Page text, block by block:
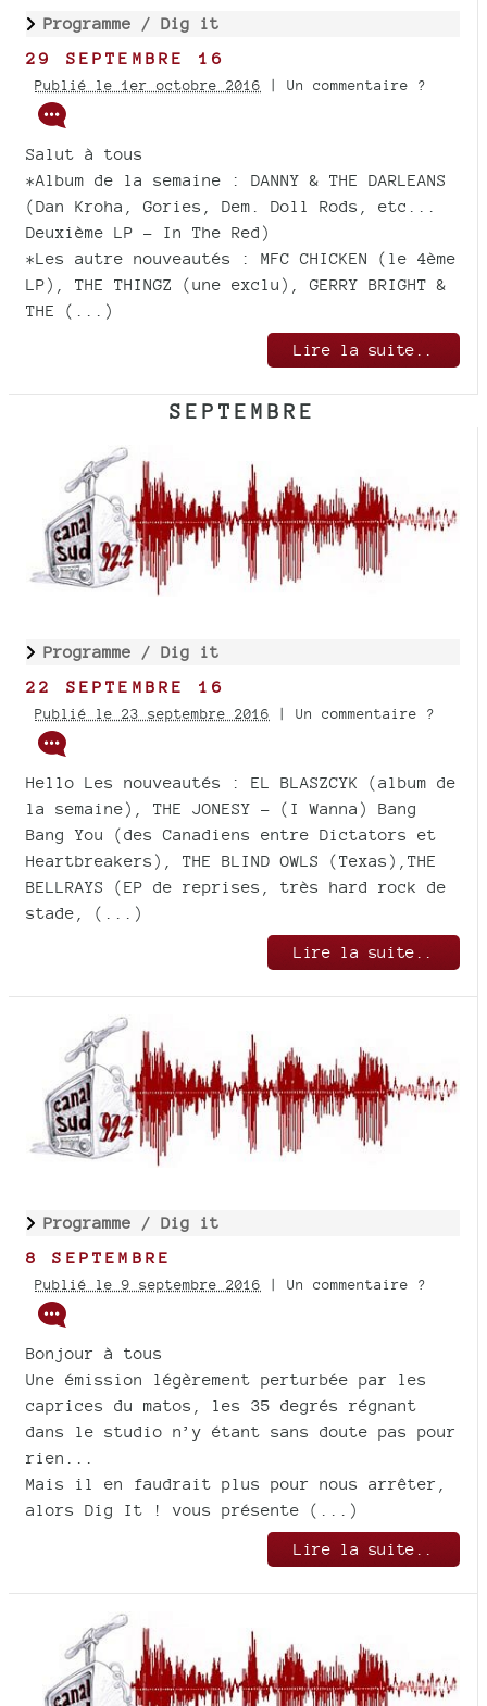
Programme / Dig it
29 SEPTEMBRE 16
Publié le 1er octobre 2016 | Un commentaire ?
Salut à tous
*Album de la semaine : DANNY & THE DARLEANS
(Dan Kroha, Gories, Dem. Doll Rods, etc...
Deuxième LP - In The Red)
*Les autre nouveautés : MFC CHICKEN (le 4ème
LP), THE THINGZ (une exclu), GERRY BRIGHT &
THE (...)
Lire la suite..
SEPTEMBRE
Programme / Dig it
22 SEPTEMBRE 16
Publié le 23 septembre 2016 | Un commentaire ?
Hello Les nouveautés : EL BLASZCYK (album de
la semaine), THE JONESY - (I Wanna) Bang
Bang You (des Canadiens entre Dictators et
Heartbreakers), THE BLIND OWLS (Texas),THE
BELLRAYS (EP de reprises, très hard rock de
stade, (...)
Lire la suite..
Programme / Dig it
8 SEPTEMBRE
Publié le 9 septembre 2016 | Un commentaire ?
Bonjour à tous
Une émission légèrement perturbée par les
caprices du matos, les 35 degrés régnant
dans le studio n’y étant sans doute pas pour
rien...
Mais il en faudrait plus pour nous arrêter,
alors Dig It ! vous présente (...)
Lire la suite..